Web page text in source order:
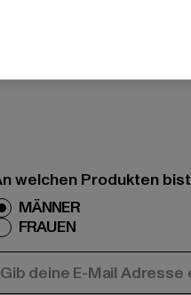
welchen Produkten
MÄNNER
FRAUEN
E-MAIL